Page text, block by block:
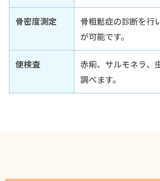
骨密度測定
骨粗鬆症の診断を行
が可能です。
便検査
赤痢、サルモネラ、
調べます。